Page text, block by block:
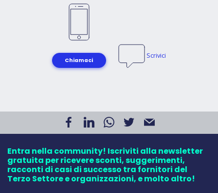
Chiamaci
Scrivici
Entra nella community! Iscriviti alla newsletter
gratuita per ricevere sconti, suggerimenti,
racconti di casi di successo tra fornitori del
Terzo Settore e organizzazioni, e molto altro!